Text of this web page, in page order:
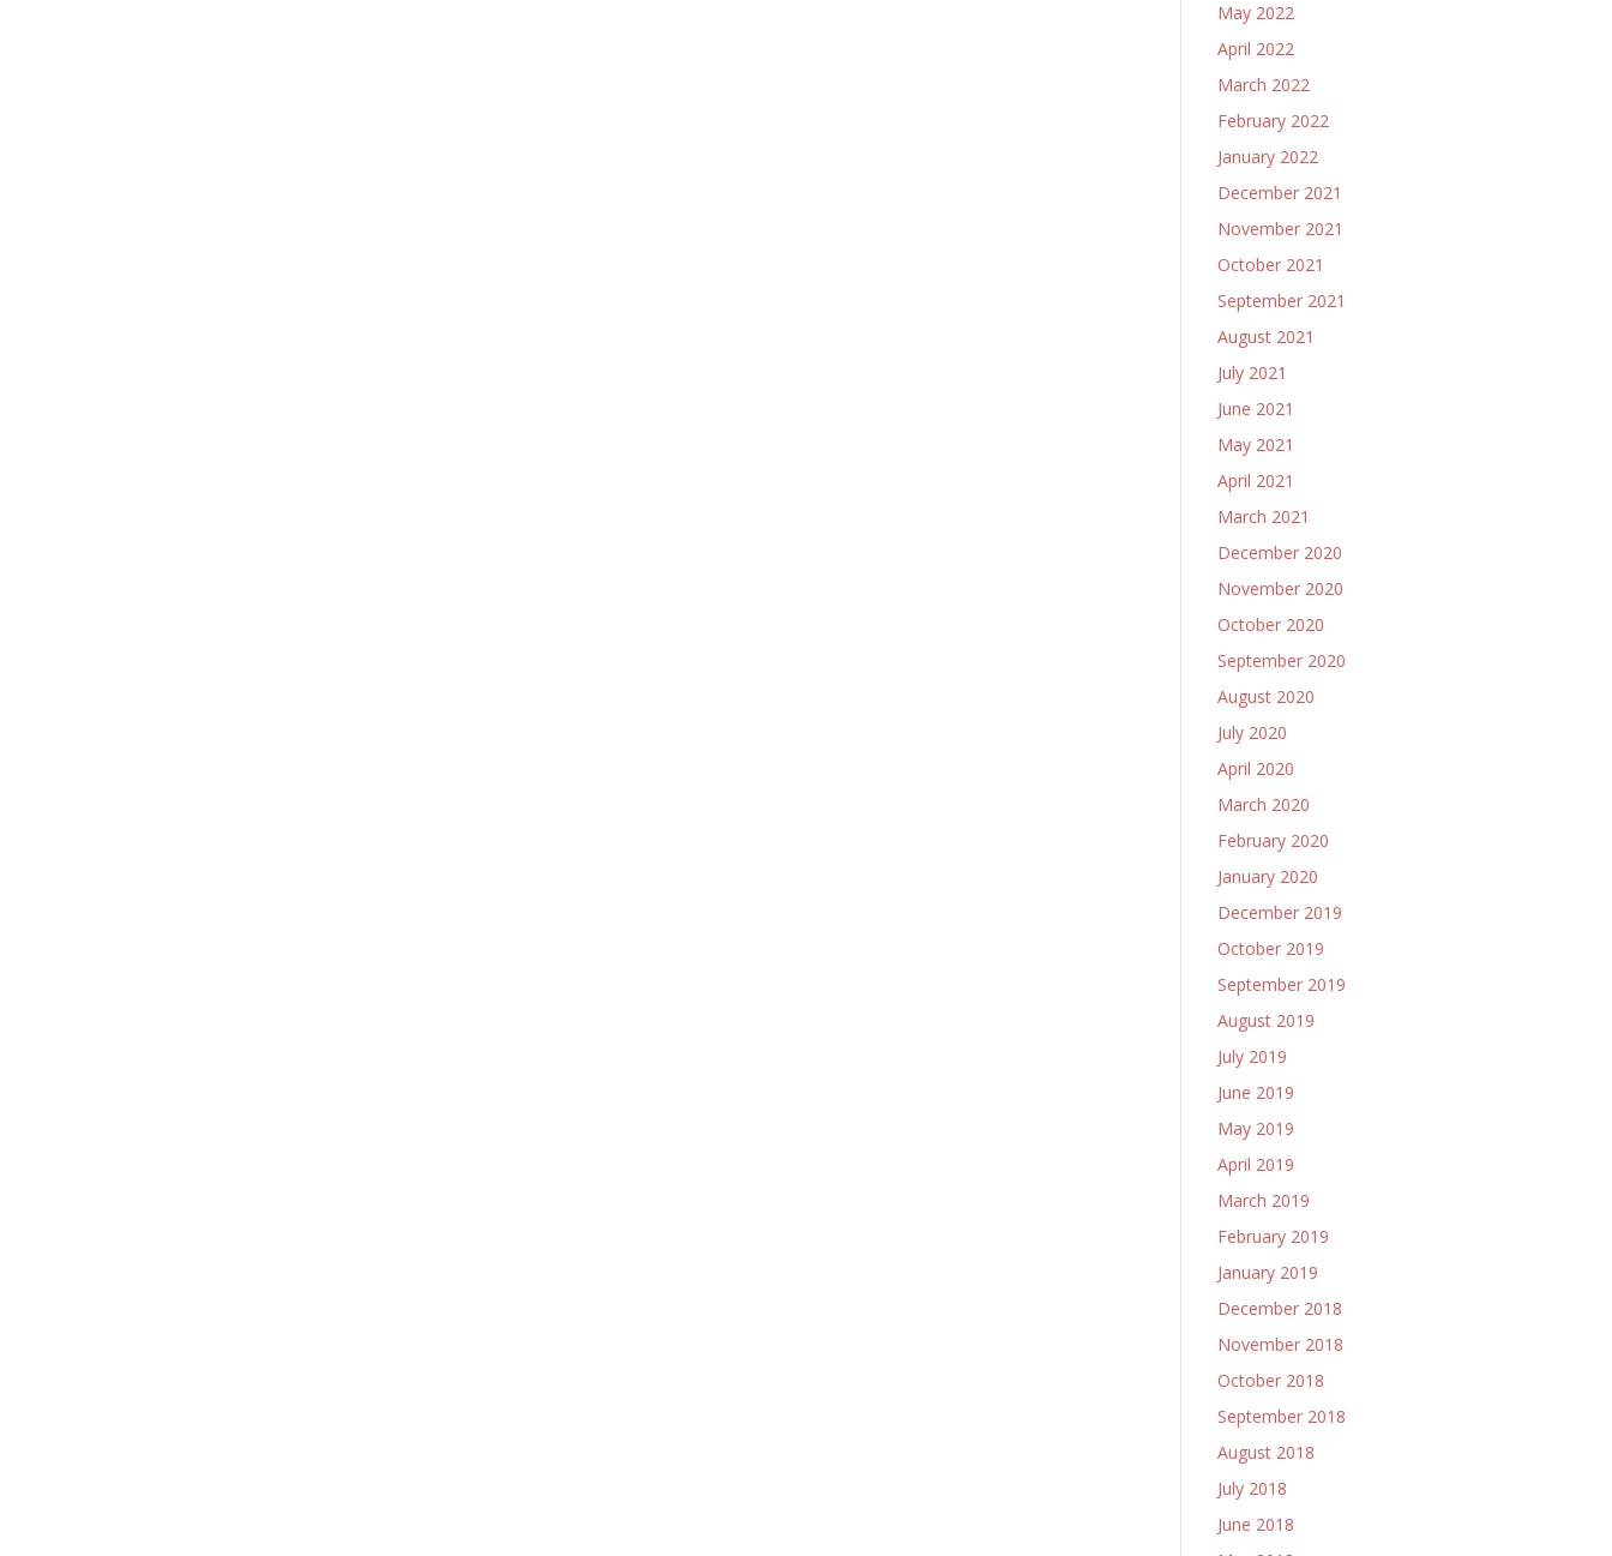
May 2022
April 2022
March 2022
February 2022
January 2022
December 2021
November 2021
October 2021
September 2021
August 2021
July 2021
June 2021
May 2021
April 2021
March 2021
December 2020
November 2020
October 2020
September 2020
August 2020
July 2020
April 2020
March 2020
February 2020
January 2020
December 2019
October 2019
September 2019
August 2019
July 2019
June 2019
May 2019
April 2019
March 2019
February 2019
January 2019
December 2018
November 2018
October 2018
September 2018
August 2018
July 2018
June 2018